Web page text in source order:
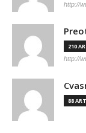
http://
210
http://
88